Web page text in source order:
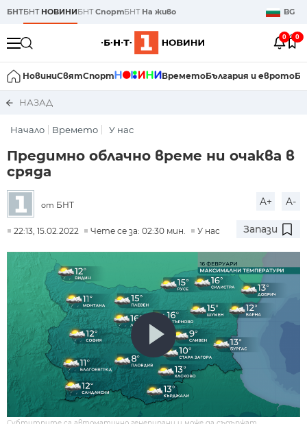
БНТБНТ НОВИНИБНТСпортБНТ На живо BG
0 0
НовиниСвятСпорт ВреметоБългария и еврото
НАЗАД
Начало Времето У нас
Предимно облачно време ни очаква в
сряда
от БНТ A+ A-
22:13, 15.02.2022 Чете се за: 02:30 мин. У нас Запази